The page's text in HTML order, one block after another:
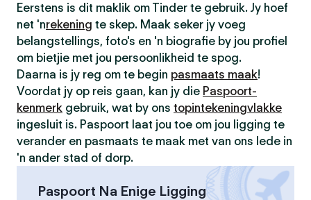
Eerstens is dit maklik om Tinder te gebruik. Jy hoef
net 'nrekening te skep. Maak seker jy voeg
belangstellings, foto's en 'n biografie by jou profiel
om bietjie met jou persoonlikheid te spog.
Daarna is jy reg om te begin pasmaats maak!
Voordat jy op reis gaan, kan jy die Paspoort-
kenmerk gebruik, wat by ons topintekeningvlakke
ingesluit is. Paspoort laat jou toe om jou ligging te
verander en pasmaats te maak met van ons lede in
'n ander stad of dorp.
Paspoort Na Enige Ligging